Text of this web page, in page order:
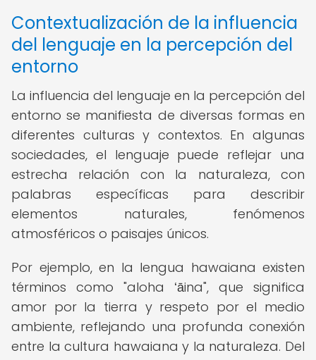
Contextualización de la influencia
del lenguaje en la percepción del
entorno
La influencia del lenguaje en la percepción del
entorno se manifiesta de diversas formas en
diferentes culturas y contextos. En algunas
sociedades, el lenguaje puede reflejar una
estrecha relación con la naturaleza, con
palabras específicas para describir
elementos naturales, fenómenos
atmosféricos o paisajes únicos.
Por ejemplo, en la lengua hawaiana existen
términos como "aloha ʻāina", que significa
amor por la tierra y respeto por el medio
ambiente, reflejando una profunda conexión
entre la cultura hawaiana y la naturaleza. Del